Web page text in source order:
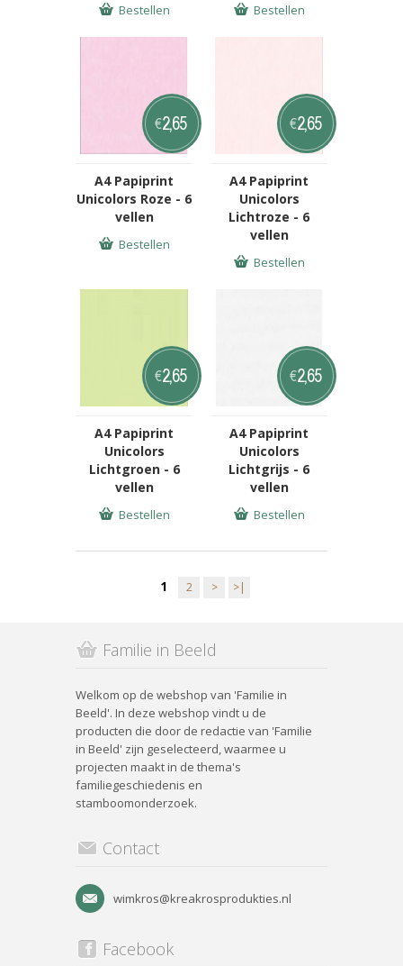
Bestellen Bestellen
A4 Papiprint
Unicolors Roze - 6
vellen
€2,65
Bestellen
A4 Papiprint
Unicolors
Lichtroze - 6
vellen
€2,65
Bestellen
A4 Papiprint
Unicolors
Lichtgroen - 6
vellen
€2,65
Bestellen
A4 Papiprint
Unicolors
Lichtgrijs - 6
vellen
€2,65
Bestellen
1 2 > >|
Familie in Beeld
Welkom op de webshop van 'Familie in
Beeld'. In deze webshop vindt u de
producten die door de redactie van 'Familie
in Beeld' zijn geselecteerd, waarmee u
projecten maakt in de thema's
familiegeschiedenis en
stamboomonderzoek.
Contact
wimkros@kreakrosprodukties.nl
Facebook